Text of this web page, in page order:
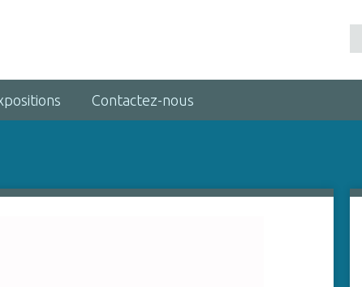
Contactez-nous